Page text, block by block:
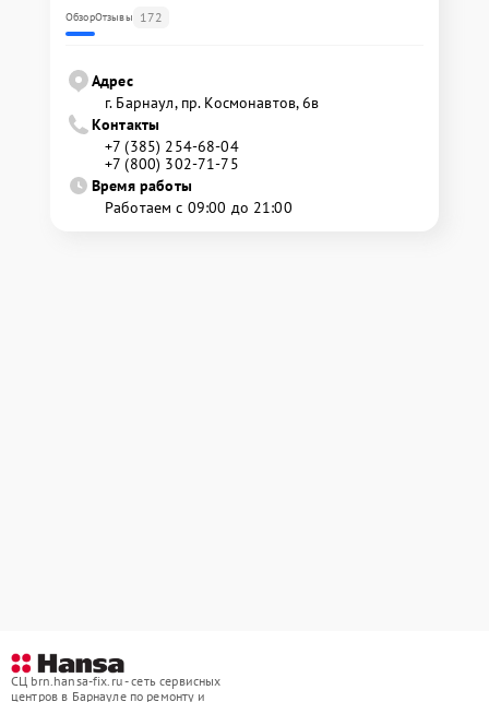
ОбзорОтзывы 172
Адрес
г. Барнаул, ​пр. Космонавтов, 6в
Контакты
+7 (385) 254-68-04
+7 (800) 302-71-75
Время работы
Работаем с 09:00 до 21:00
СЦ brn.hansa-fix.ru - сеть сервисных
центров в Барнауле по ремонту и